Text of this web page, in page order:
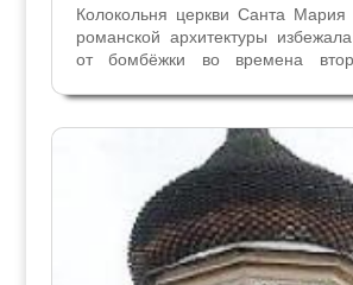
Колокольня церкви Санта
романской архитектуры
от бомбёжки во времена
семьи Гвантиери в правом
фресками художника Бадиле.
надпись напоминает нам,...
Колокольни
Скрытая Верона